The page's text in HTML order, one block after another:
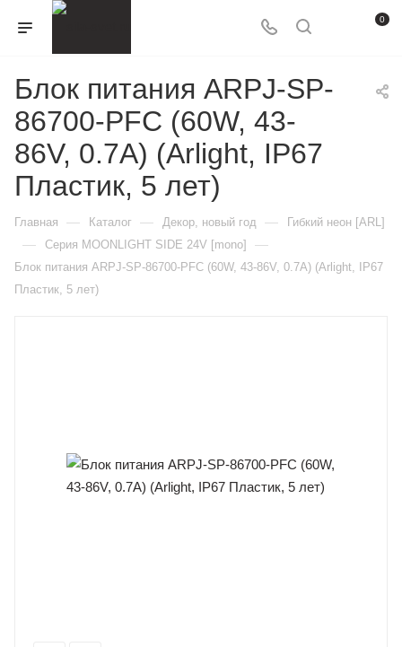
0
Блок питания ARPJ-SP-
86700-PFC (60W, 43-
86V, 0.7A) (Arlight, IP67
Пластик, 5 лет)
Главная — Каталог — Декор, новый год — Гибкий неон [ARL]
— Серия MOONLIGHT SIDE 24V [mono] —
Блок питания ARPJ-SP-86700-PFC (60W, 43-86V, 0.7A) (Arlight, IP67
Пластик, 5 лет)